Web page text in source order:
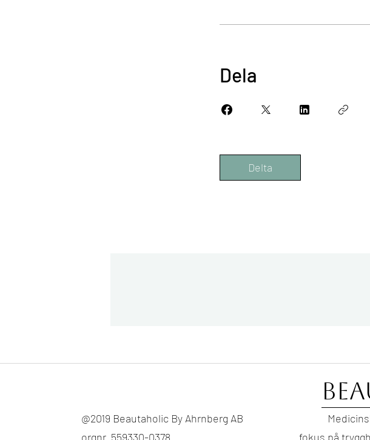
Dela
Delta
@2019 Beautaholic By Ahrnberg AB
orgnr. 559330-0378
fokus på